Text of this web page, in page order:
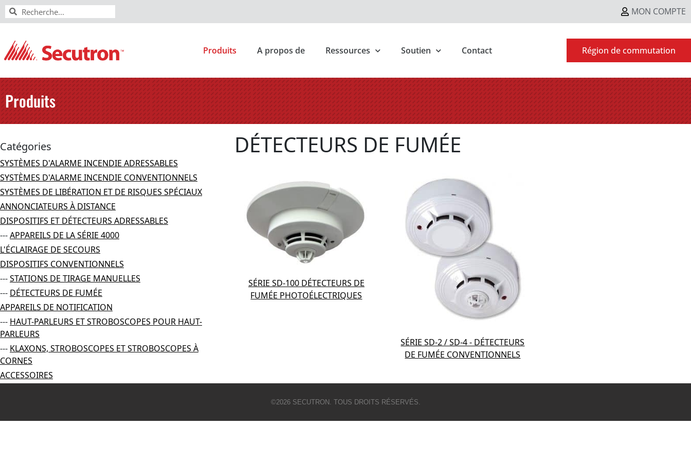
MON COMPTE
Produits A propos de Ressources Soutien Contact Région de commutation
Produits
Catégories
SYSTÈMES D'ALARME INCENDIE ADRESSABLES
SYSTÈMES D'ALARME INCENDIE CONVENTIONNELS
SYSTÈMES DE LIBÉRATION ET DE RISQUES SPÉCIAUX
ANNONCIATEURS À DISTANCE
DISPOSITIFS ET DÉTECTEURS ADRESSABLES
---APPAREILS DE LA SÉRIE 4000
L'ÉCLAIRAGE DE SECOURS
DISPOSITIFS CONVENTIONNELS
---STATIONS DE TIRAGE MANUELLES
--- DÉTECTEURS DE FUMÉE
APPAREILS DE NOTIFICATION
--- HAUT-PARLEURS ET STROBOSCOPES POUR HAUT-
PARLEURS
--- KLAXONS, STROBOSCOPES ET STROBOSCOPES À
CORNES
ACCESSOIRES
DÉTECTEURS DE FUMÉE
SÉRIE SD-100 DÉTECTEURS DE
FUMÉE PHOTOÉLECTRIQUES
SÉRIE SD-2 / SD-4 - DÉTECTEURS
DE FUMÉE CONVENTIONNELS
©2026 SECUTRON. TOUS DROITS RÉSERVÉS.